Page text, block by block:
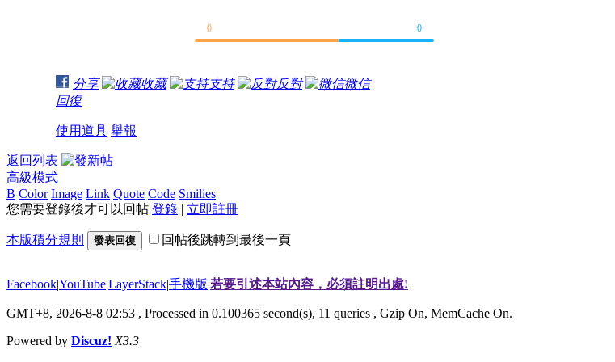
0
0
分享 收藏 支持 反對
微信
回復
使用道具 舉報
返回列表
高級模式
B Color Image Link Quote Code Smilies
您需要登錄後才可以回帖 登錄 | 立即註冊
本版積分規則 發表回復 回帖後跳轉到最後一頁
Facebook|YouTube|LayerStack|手機版|若要引述本站內容，必須註明出處!
GMT+8, 2026-8-8 02:53 , Processed in 0.100365 second(s), 11 queries , Gzip On, MemCache On.
Powered by Discuz! X3.3